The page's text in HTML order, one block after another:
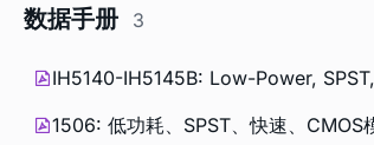
数据手册 3
IH5140-IH5145B: Low-Power,
1506: 低功耗、SPST、快速、CMOS